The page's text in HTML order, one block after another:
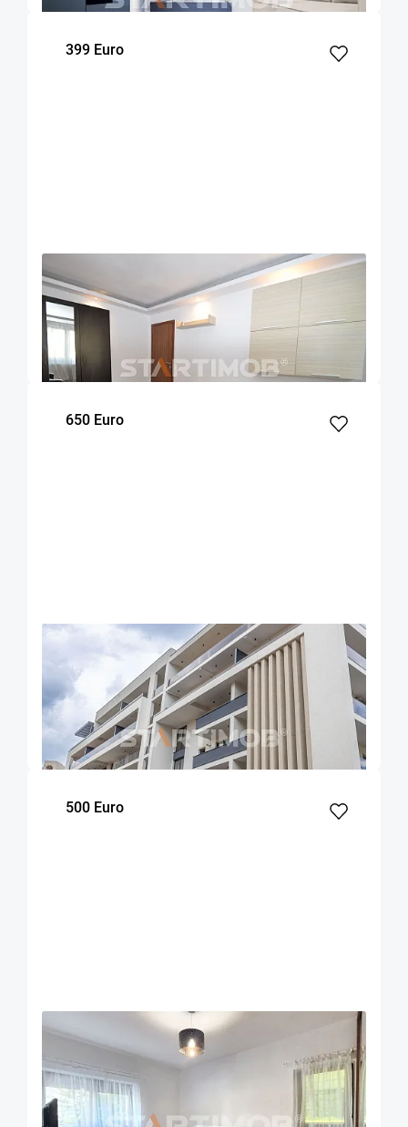
399 Euro
COMISION 50%
Apartament doua camere decomandat Astra
Brasov
m² dormitor
650 Euro
EXCLUSIVITATE COMISION 50%
Apartament cu parcare si boxa zona
Universitatii
Brasov
70
m²
1
dormitor
1
Etaj
500 Euro
EXCLUSIVITATE
Apartament 2 camere zona Racadau
Brasov
52 1
dormitor